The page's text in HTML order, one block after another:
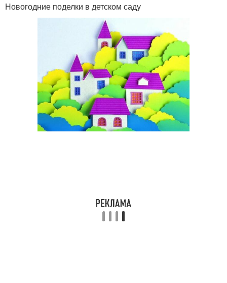
Новогодние поделки в детском саду